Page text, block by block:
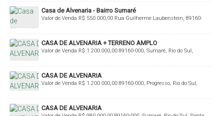
Casa de Alvenaria - Bairro Sumaré
R$ 550.000,00
Valor de Venda
Rua Guilherme Laubenstein, 89160-
CASA DE ALVENARIA + TERRENO AMPLO
R$ 1.200.000,00
Valor de Venda
89160-000, Sumaré, Rio do Sul,
CASA DE ALVENARIA
R$ 1.200.000,00
Valor de Venda
89160-000, Progresso, Rio do Sul,
CASA DE ALVENARIA